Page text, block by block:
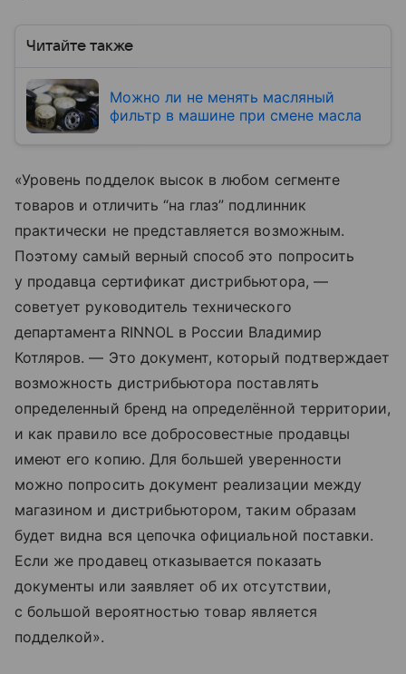
Читайте также
Можно ли не менять масляный
фильтр в машине при смене масла
«Уровень подделок высок в любом сегменте
товаров и отличить “на глаз” подлинник
практически не представляется возможным.
Поэтому самый верный способ это попросить
у продавца сертификат дистрибьютора, —
советует руководитель технического
департамента RINNOL в России Владимир
Котляров. — Это документ, который подтверждает
возможность дистрибьютора поставлять
определенный бренд на определённой территории,
и как правило все добросовестные продавцы
имеют его копию. Для большей уверенности
можно попросить документ реализации между
магазином и дистрибьютором, таким образам
будет видна вся цепочка официальной поставки.
Если же продавец отказывается показать
документы или заявляет об их отсутствии,
с большой вероятностью товар является
подделкой».